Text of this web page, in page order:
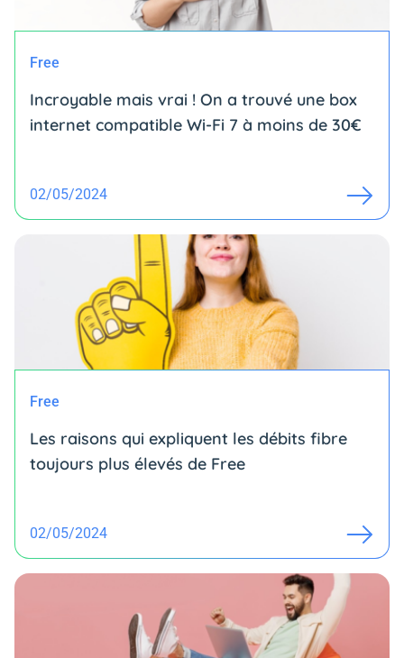
Free
Incroyable mais vrai ! On a trouvé une box
internet compatible Wi-Fi 7 à moins de 30€
02/05/2024
Free
Les raisons qui expliquent les débits fibre
toujours plus élevés de Free
02/05/2024